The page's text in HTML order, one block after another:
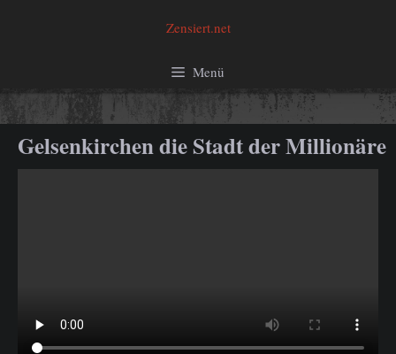
Zensiert.net
Menü
Gelsenkirchen die Stadt der Millionäre